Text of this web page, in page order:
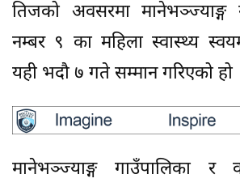
तिजको अवसरमा मानेभञ्ज्याङ्ग
नम्बर ९ का महिला स्वास्थ्य
यही भदौ ७ गते सम्मान गरिएको हो
मानेभञ्ज्याङ्ग गाउँपालिका र